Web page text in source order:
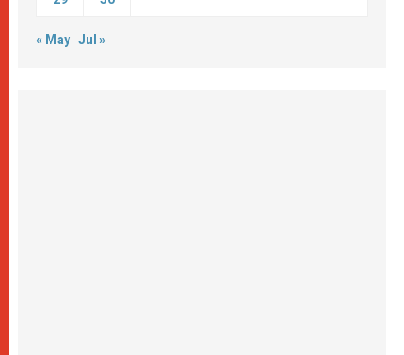
« May Jul »